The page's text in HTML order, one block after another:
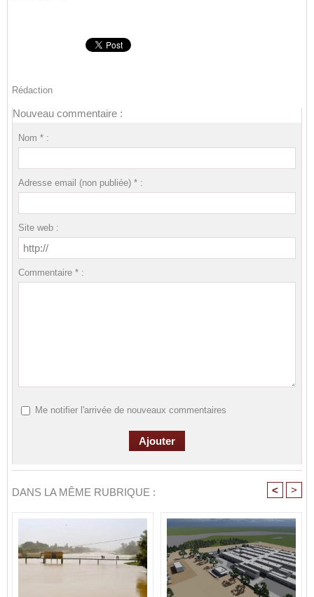
Rédaction
Nouveau commentaire :
Nom * :
Adresse email (non publiée) * :
Site web :
Commentaire * :
Me notifier l'arrivée de nouveaux commentaires
DANS LA MÊME RUBRIQUE : < >